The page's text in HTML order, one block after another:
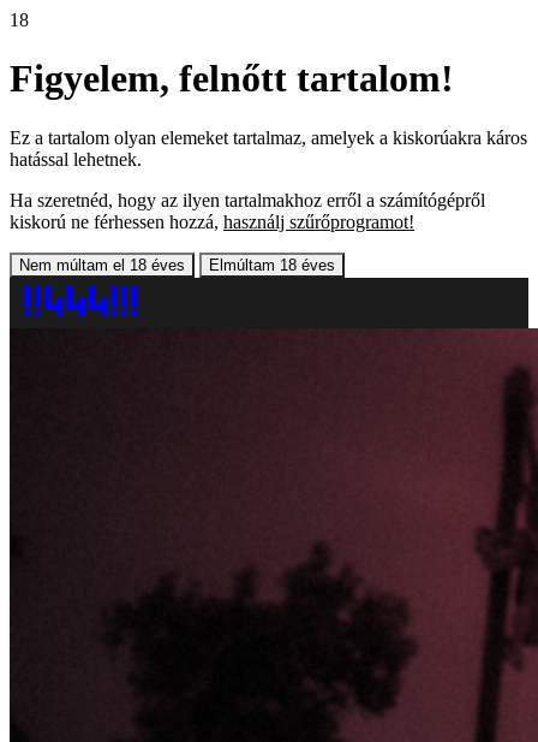
18
Figyelem, felnőtt tartalom!
Ez a tartalom olyan elemeket tartalmaz, amelyek a kiskorúakra káros
hatással lehetnek.
Ha szeretnéd, hogy az ilyen tartalmakhoz erről a számítógépről
kiskorú ne férhessen hozzá, használj szűrőprogramot!
Nem múltam el 18 éves Elmúltam 18 éves